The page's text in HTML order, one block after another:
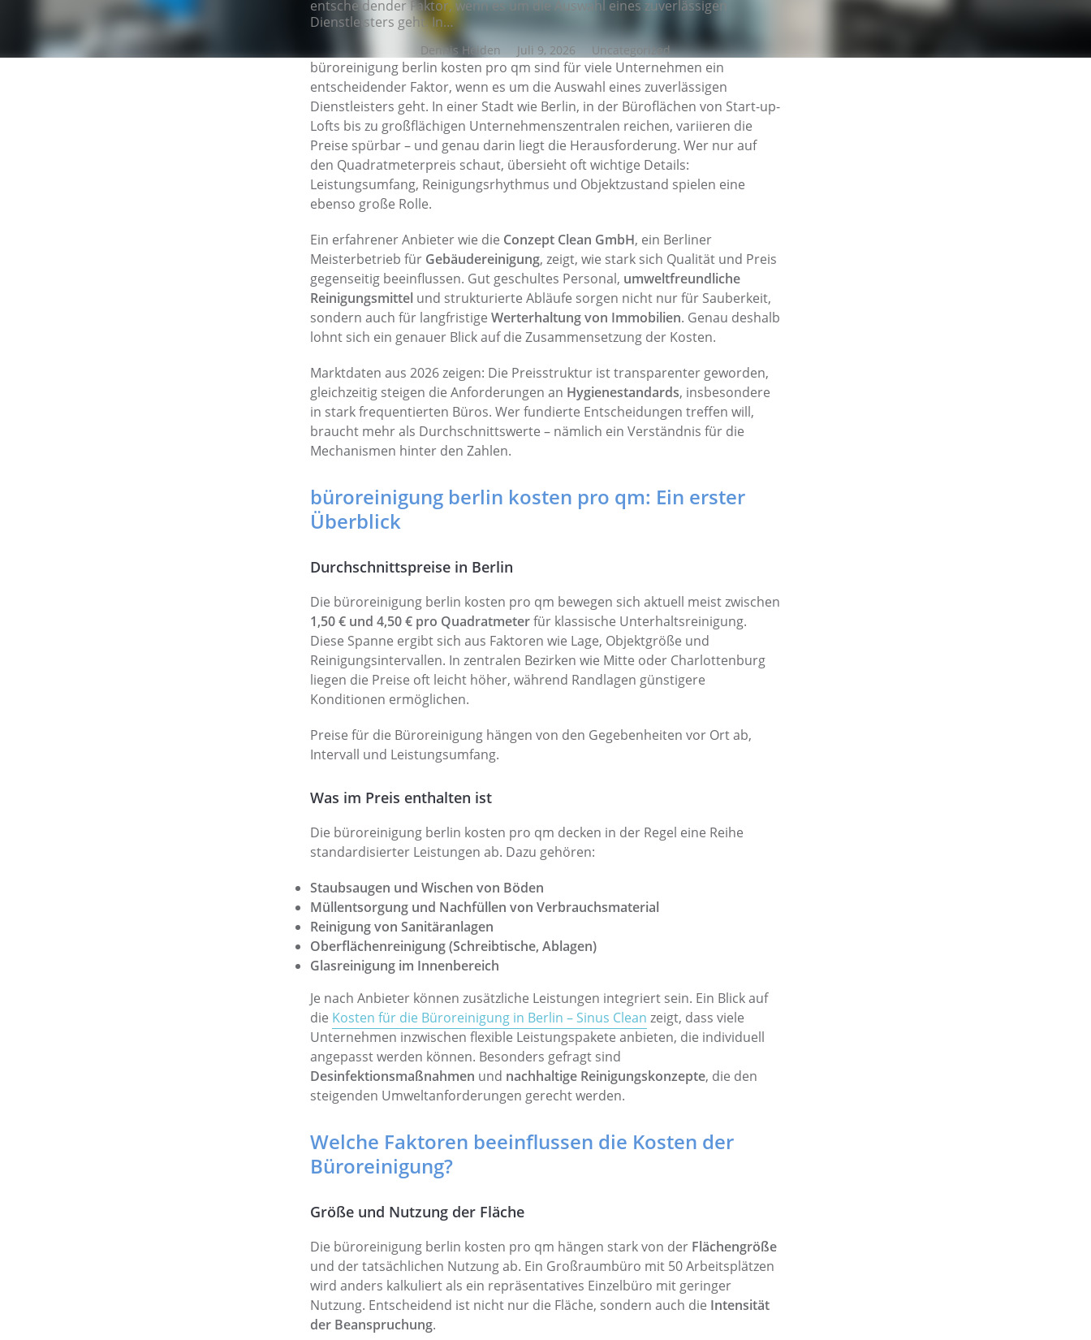
entscheidender Faktor, wenn es um die Auswahl eines zuverlässigen
Dienstleisters geht. In…
Dennis Heiden Juli 9, 2026 Uncategorized
büroreinigung berlin kosten pro qm sind für viele Unternehmen ein
entscheidender Faktor, wenn es um die Auswahl eines zuverlässigen
Dienstleisters geht. In einer Stadt wie Berlin, in der Büroflächen von Start-up-
Lofts bis zu großflächigen Unternehmenszentralen reichen, variieren die
Preise spürbar – und genau darin liegt die Herausforderung. Wer nur auf
den Quadratmeterpreis schaut, übersieht oft wichtige Details:
Leistungsumfang, Reinigungsrhythmus und Objektzustand spielen eine
ebenso große Rolle.
Ein erfahrener Anbieter wie die Conzept Clean GmbH, ein Berliner
Meisterbetrieb für Gebäudereinigung, zeigt, wie stark sich Qualität und Preis
gegenseitig beeinflussen. Gut geschultes Personal, umweltfreundliche
Reinigungsmittel und strukturierte Abläufe sorgen nicht nur für Sauberkeit,
sondern auch für langfristige Werterhaltung von Immobilien. Genau deshalb
lohnt sich ein genauer Blick auf die Zusammensetzung der Kosten.
Marktdaten aus 2026 zeigen: Die Preisstruktur ist transparenter geworden,
gleichzeitig steigen die Anforderungen an Hygienestandards, insbesondere
in stark frequentierten Büros. Wer fundierte Entscheidungen treffen will,
braucht mehr als Durchschnittswerte – nämlich ein Verständnis für die
Mechanismen hinter den Zahlen.
büroreinigung berlin kosten pro qm: Ein erster
Überblick
Durchschnittspreise in Berlin
Die büroreinigung berlin kosten pro qm bewegen sich aktuell meist zwischen
1,50 € und 4,50 € pro Quadratmeterfür klassische Unterhaltsreinigung.
Diese Spanne ergibt sich aus Faktoren wie Lage, Objektgröße und
Reinigungsintervallen. In zentralen Bezirken wie Mitte oder Charlottenburg
liegen die Preise oft leicht höher, während Randlagen günstigere
Konditionen ermöglichen.
Preise für die Büroreinigung hängen von den Gegebenheiten vor Ort ab,
Intervall und Leistungsumfang.
Was im Preis enthalten ist
Die büroreinigung berlin kosten pro qm decken in der Regel eine Reihe
standardisierter Leistungen ab. Dazu gehören:
Staubsaugen und Wischen von Böden
Müllentsorgung und Nachfüllen von Verbrauchsmaterial
Reinigung von Sanitäranlagen
Oberflächenreinigung (Schreibtische, Ablagen)
Glasreinigung im Innenbereich
Je nach Anbieter können zusätzliche Leistungen integriert sein. Ein Blick auf
die Kosten für die Büroreinigung in Berlin – Sinus Clean zeigt, dass viele
Unternehmen inzwischen flexible Leistungspakete anbieten, die individuell
angepasst werden können. Besonders gefragt sind
Desinfektionsmaßnahmen und nachhaltige Reinigungskonzepte, die den
steigenden Umweltanforderungen gerecht werden.
Welche Faktoren beeinflussen die Kosten der
Büroreinigung?
Größe und Nutzung der Fläche
Die büroreinigung berlin kosten pro qm hängen stark von der Flächengröße
und der tatsächlichen Nutzung ab. Ein Großraumbüro mit 50 Arbeitsplätzen
wird anders kalkuliert als ein repräsentatives Einzelbüro mit geringer
Nutzung. Entscheidend ist nicht nur die Fläche, sondern auch die Intensität
der Beanspruchung.